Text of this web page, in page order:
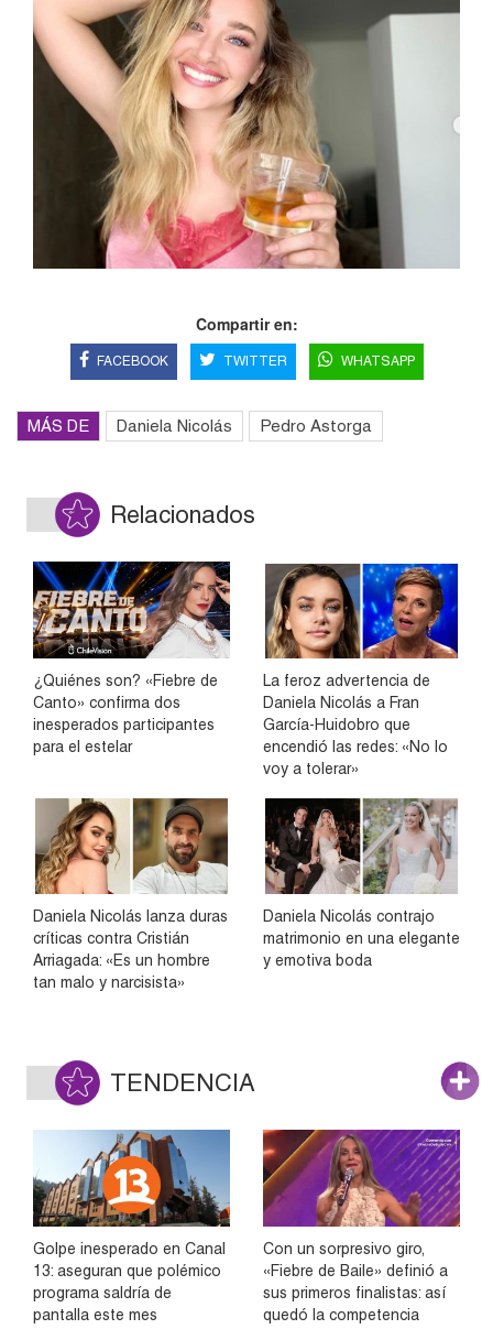
Compartir en:
FACEBOOK TWITTER WHATSAPP
MÁS DE Daniela Nicolás Pedro Astorga
Relacionados
¿Quiénes son? «Fiebre de
Canto» confirma dos
inesperados participantes
para el estelar
La feroz advertencia de
Daniela Nicolás a Fran
García-Huidobro que
encendió las redes: «No lo
voy a tolerar»
Daniela Nicolás lanza duras
críticas contra Cristián
Arriagada: «Es un hombre
tan malo y narcisista»
Daniela Nicolás contrajo
matrimonio en una elegante
y emotiva boda
TENDENCIA
Golpe inesperado en Canal
13: aseguran que polémico
programa saldría de
pantalla este mes
Con un sorpresivo giro,
«Fiebre de Baile» definió a
sus primeros finalistas: así
quedó la competencia